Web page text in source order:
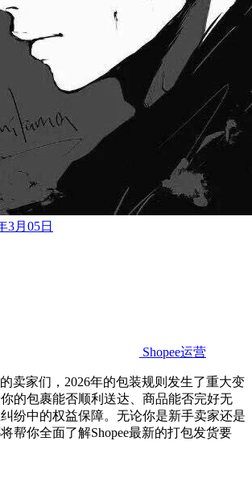
3月05日
Shopee运营
卖家们，2026年的包装规则发生了重大变
的包裹能否顺利送达、商品能否完好无
纷中的权益保障。无论你是新手卖家还是
帮你全面了解Shopee最新的打包发货要